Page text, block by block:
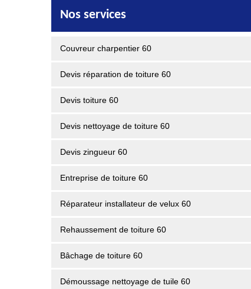
Nos services
Couvreur charpentier 60
Devis réparation de toiture 60
Devis toiture 60
Devis nettoyage de toiture 60
Devis zingueur 60
Entreprise de toiture 60
Réparateur installateur de velux 60
Rehaussement de toiture 60
Bâchage de toiture 60
Démoussage nettoyage de tuile 60